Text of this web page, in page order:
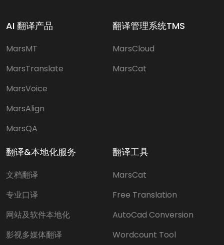
AI 翻译产品
MarsMT
MarsTranslate
MarsVoice
MarsAlign
MarsQA
翻译管理系统TMS
MarsCloud
MarsCat
翻译&本地化服务
文档翻译
专业口译
网站及软件本地化
影视多媒体翻译
翻译工具
MarsCat
Free Translation
AutoCad Conversion
Wordcount Tool